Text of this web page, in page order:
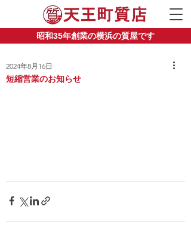
昭和35年創業の横浜の質屋です
短縮営業のお知らせ
2024年8月16日